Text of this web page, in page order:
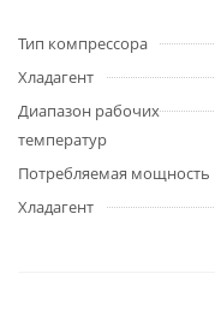
Тип компрессора
Хладагент
Диапазон рабочих
температур
Потребляемая мощность
Хладагент